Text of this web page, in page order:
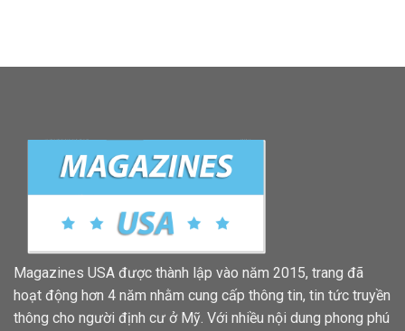
Magazines USA được thành lập vào năm 2015, trang đã
hoạt động hơn 4 năm nhằm cung cấp thông tin, tin tức truyền
thông cho người định cư ở Mỹ. Với nhiều nội dung phong phú